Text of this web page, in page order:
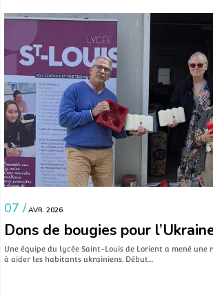
07 / AVR. 2026
Dons de bougies pour
Une équipe du lycée Saint-Louis de Lorient a mené une
à aider les habitants ukrainiens. Début…